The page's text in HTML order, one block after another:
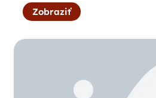
Zobraziť